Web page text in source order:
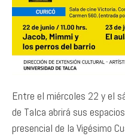
Entre el miércoles 22 y el
de Talca abrirá sus
presencial de la Vigésimo